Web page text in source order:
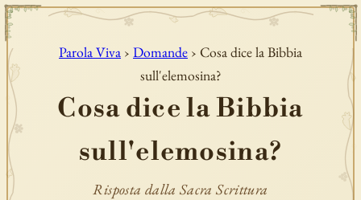
Parola Viva › Domande › Cosa dice la Bibbia
sull'elemosina?
Cosa dice la Bibbia
sull'elemosina?
Risposta dalla Sacra Scrittura